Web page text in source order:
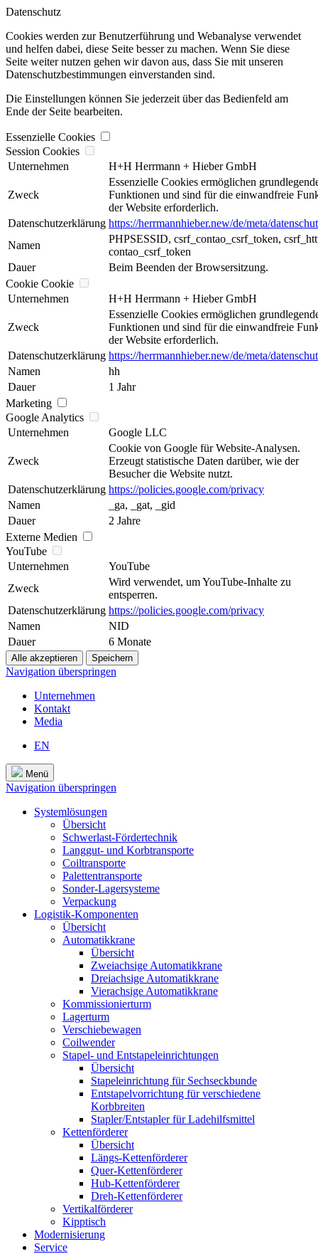
Datenschutz
Cookies werden zur Benutzerführung und Webanalyse verwendet
und helfen dabei, diese Seite besser zu machen. Wenn Sie diese
Seite weiter nutzen gehen wir davon aus, dass Sie mit unseren
Datenschutzbestimmungen einverstanden sind.
Die Einstellungen können Sie jederzeit über das Bedienfeld am
Ende der Seite bearbeiten.
Essenzielle Cookies
Session Cookies
Unternehmen
H+H Herrmann + Hieber GmbH
Zweck
Essenzielle Cookies ermöglichen
Funktionen und sind für die einwandfreie
der Website erforderlich.
Datenschutzerklärung https://herrmannhieber.new/de/meta/
Namen
PHPSESSID, csrf_contao_csrf_token,
contao_csrf_token
Dauer
Beim Beenden der Browsersitzung.
Cookie Cookie
Unternehmen
H+H Herrmann + Hieber GmbH
Zweck
Essenzielle Cookies ermöglichen
Funktionen und sind für die einwandfreie
der Website erforderlich.
Datenschutzerklärung https://herrmannhieber.new/de/meta/
Namen
hh
Dauer
1 Jahr
Marketing
Google Analytics
Unternehmen
Google LLC
Zweck
Cookie von Google für Website-Analysen.
Erzeugt statistische Daten darüber, wie der
Besucher die Website nutzt.
Datenschutzerklärung https://policies.google.com/privacy
Namen
_ga, _gat, _gid
Dauer
2 Jahre
Externe Medien
YouTube
Unternehmen
YouTube
Zweck
Wird verwendet, um YouTube-Inhalte zu
entsperren.
Datenschutzerklärung https://policies.google.com/privacy
Namen
NID
Dauer
6 Monate
Navigation überspringen
Unternehmen
Kontakt
Media
EN
Menü
Navigation überspringen
Systemlösungen
Übersicht
Schwerlast-Fördertechnik
Langgut- und Korbtransporte
Coiltransporte
Palettentransporte
Sonder-Lagersysteme
Verpackung
Logistik-Komponenten
Übersicht
Automatikkrane
Übersicht
Zweiachsige Automatikkrane
Dreiachsige Automatikkrane
Vierachsige Automatikkrane
Kommissionierturm
Lagerturm
Verschiebewagen
Coilwender
Stapel- und Entstapeleinrichtungen
Übersicht
Stapeleinrichtung für Sechseckbunde
Entstapelvorrichtung für verschiedene
Korbbreiten
Stapler/Entstapler für Ladehilfsmittel
Kettenförderer
Übersicht
Längs-Kettenförderer
Quer-Kettenförderer
Hub-Kettenförderer
Dreh-Kettenförderer
Vertikalförderer
Kipptisch
Modernisierung
Service